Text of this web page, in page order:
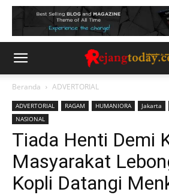
Beranda ADVERTORIAL
ADVERTORIAL RAGAM HUMANIORA Jakarta
NASIONAL
Tiada Henti Demi
Masyarakat
Kopli Datangi